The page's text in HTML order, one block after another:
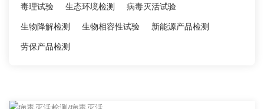
毒理试验 生态环境检测 病毒灭活试验
生物降解检测 生物相容性试验 新能源产品检测
劳保产品检测